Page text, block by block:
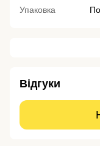
Упаковка
Відгуки